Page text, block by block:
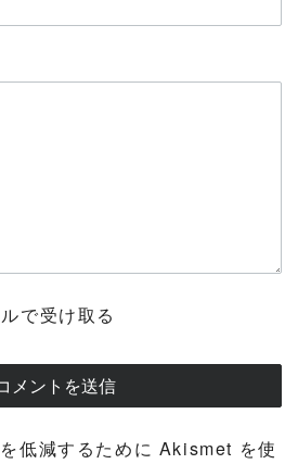
で受け取る
低減するために Akismet を使